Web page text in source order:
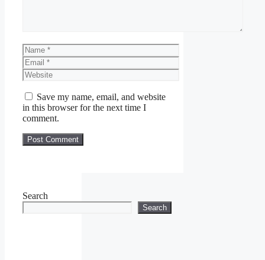
Name
Email
Website
Save my name, email, and website
in this browser for the next time I
comment.
Search
Search